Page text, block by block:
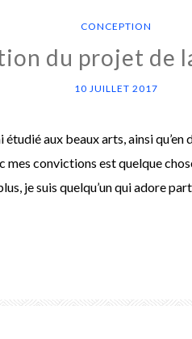
CONCEPTION
du projet de
10 JUILLET 2017
étudié aux beaux arts, ainsi
convictions est quelque
je suis quelqu’un qui adore